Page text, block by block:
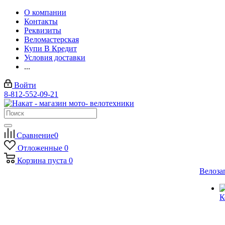
О компании
Контакты
Реквизиты
Веломастерская
Купи В Кредит
Условия доставки
...
Войти
8-812-552-09-21
Сравнение0
Отложенные 0
Корзина пуста 0